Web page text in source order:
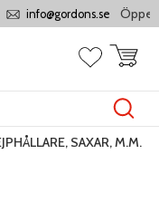
info@gordons.se Öppet
Favoriter
SAXAR, M.M.